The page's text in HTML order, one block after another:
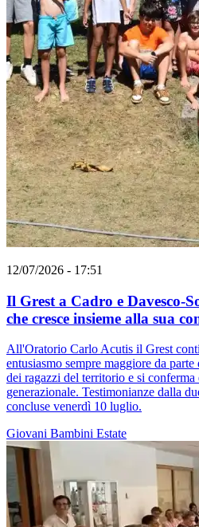
12/07/2026 - 17:51
Il Grest a Cadro e Davesco-
che cresce insieme alla sua
All'Oratorio Carlo Acutis il Grest
entusiasmo sempre maggiore da
dei ragazzi del territorio e si conferma
generazionale. Testimonianze dalla
concluse venerdì 10 luglio.
Giovani Bambini Estate